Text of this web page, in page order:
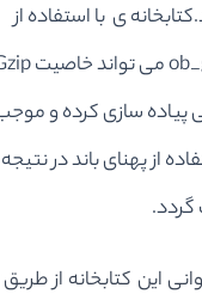
ی با استفاده از
پیاده سازی کرده و
از پهنای باند در